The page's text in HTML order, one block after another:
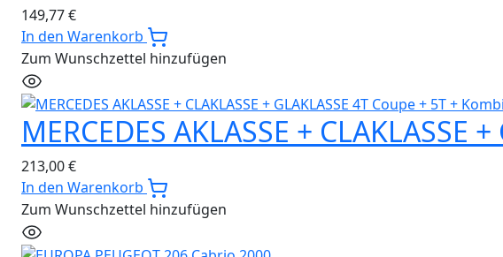
149,77€
In den Warenkorb
Zum Wunschzettel hinzufügen
MERCEDES AKLASSE +
213,00€
In den Warenkorb
Zum Wunschzettel hinzufügen